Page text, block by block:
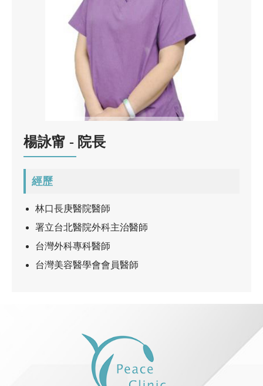
楊詠甯 - 院長
經歷
林口長庚醫院醫師
署立台北醫院外科主治醫師
台灣外科專科醫師
台灣美容醫學會會員醫師